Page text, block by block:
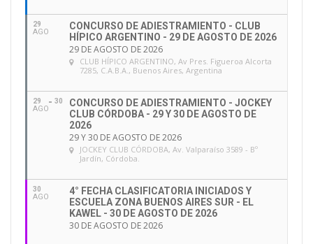
29
AGO
CONCURSO DE ADIESTRAMIENTO - CLUB
HÍPICO ARGENTINO - 29 DE AGOSTO DE 2026
29 DE AGOSTO DE 2026
CLUB HÍPICO ARGENTINO, Av Pres. Figueroa Alcorta
7285, C.A.B.A., Buenos Aires, Argentina
29
AGO
30
CONCURSO DE ADIESTRAMIENTO - JOCKEY
CLUB CÓRDOBA - 29 Y 30 DE AGOSTO DE
2026
29 Y 30 DE AGOSTO DE 2026
JOCKEY CLUB CÓRDOBA, Av. Valparaíso 3589 - Bº
Jardín, Córdoba.
30
AGO
4° FECHA CLASIFICATORIA INICIADOS Y
ESCUELA ZONA BUENOS AIRES SUR - EL
KAWEL - 30 DE AGOSTO DE 2026
30 DE AGOSTO DE 2026